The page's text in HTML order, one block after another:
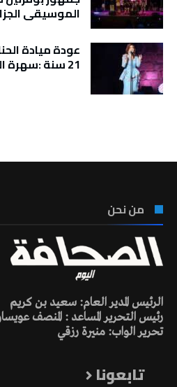
الموسيقى
عودة ميادة
21 سنة :سهرة الحنين للزمن الجميل
من نحن
الرئيس المدير العام: سعيد بن كريم
رئيس التحرير المساعد : المنصف
تحرير الواب: منيرة رزقي
تابعونا